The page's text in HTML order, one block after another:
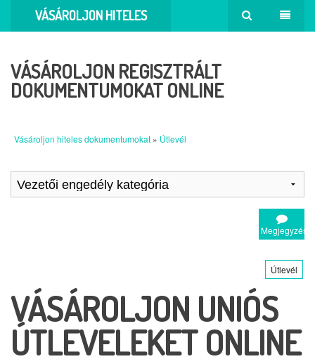
VÁSÁROLJON HITELES
VÁSÁROLJON REGISZTRÁLT
DOKUMENTUMOKAT ONLINE
Vásároljon hiteles dokumentumokat » Útlevél
Megjegyzés
Útlevél
VÁSÁROLJON UNIÓS
ÚTLEVELEKET ONLINE